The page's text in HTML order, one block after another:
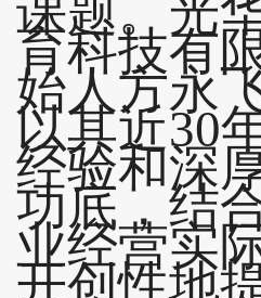
课题。光
育科技有
始人方永
以其近30
经验和深
功底，结
业经营实
开创性地